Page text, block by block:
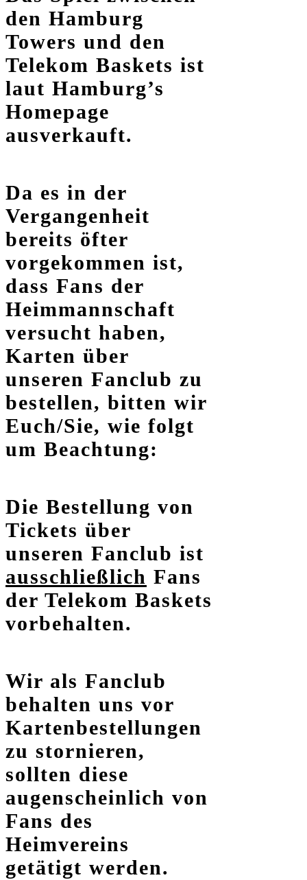
den Hamburg
Towers und den
Telekom Baskets ist
laut Hamburg’s
Homepage
ausverkauft.
Da es in der
Vergangenheit
bereits öfter
vorgekommen ist,
dass Fans der
Heimmannschaft
versucht haben,
Karten über
unseren Fanclub zu
bestellen, bitten wir
Euch/Sie, wie folgt
um Beachtung:
Die Bestellung von
Tickets über
unseren Fanclub ist
ausschließlich Fans
der Telekom Baskets
vorbehalten.
Wir als Fanclub
behalten uns vor
Kartenbestellungen
zu stornieren,
sollten diese
augenscheinlich von
Fans des
Heimvereins
getätigt werden.